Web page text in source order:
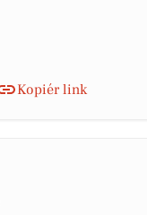
Kopiér link